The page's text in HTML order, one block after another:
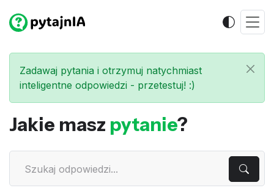
Zadawaj pytania i otrzymuj natychmiast
inteligentne odpowiedzi - przetestuj! :)
Jakie masz pytanie?